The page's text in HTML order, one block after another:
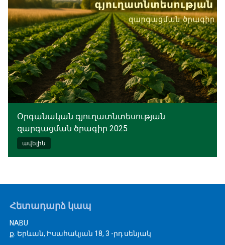
Օրգանական գյուղատնտեսության
զարգացման ծրագիր 2025
ավելին
Հետադարձ կապ
NABU
ք. Երևան, Իսահակյան 18, 3 -րդ սենյակ